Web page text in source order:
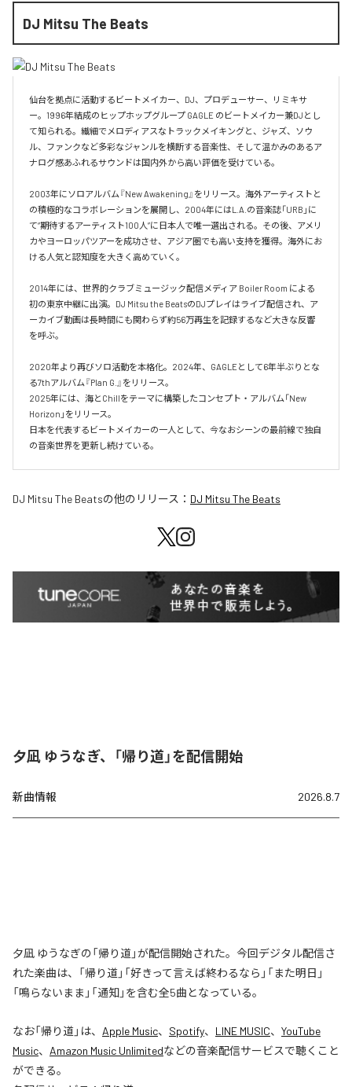
DJ Mitsu The Beats
仙台を拠点に活動するビートメイカー、DJ、プロデューサー、リミキサ
ー。1996年結成のヒップホップグループ GAGLE のビートメイカー兼DJとし
て知られる。繊細でメロディアスなトラックメイキングと、ジャズ、ソウ
ル、ファンクなど多彩なジャンルを横断する音楽性、そして温かみのあるア
ナログ感あふれるサウンドは国内外から高い評価を受けている。
2003年にソロアルバム『New Awakening』をリリース。海外アーティストと
の積極的なコラボレーションを展開し、2004年にはL.A.の音楽誌「URB」に
て“期待するアーティスト100人”に日本人で唯一選出される。その後、アメリ
カやヨーロッパツアーを成功させ、アジア圏でも高い支持を獲得。海外にお
ける人気と認知度を大きく高めていく。
2014年には、世界的クラブミュージック配信メディア Boiler Room による
初の東京中継に出演。DJ Mitsu the BeatsのDJプレイはライブ配信され、ア
ーカイブ動画は長時間にも関わらず約56万再生を記録するなど大きな反響
を呼ぶ。
2020年より再びソロ活動を本格化。2024年、GAGLEとして6年半ぶりとな
る7thアルバム『Plan G.』をリリース。
2025年には、海とChillをテーマに構築したコンセプト・アルバム「New
Horizon」をリリース。
日本を代表するビートメイカーの一人として、今なおシーンの最前線で独自
の音楽世界を更新し続けている。
DJ Mitsu The Beatsの他のリリース： DJ Mitsu The Beats
夕凪 ゆうなぎ、「帰り道」を配信開始
新曲情報 2026.8.7
夕凪 ゆうなぎの「帰り道」が配信開始された。今回デジタル配信さ
れた楽曲は、「帰り道」「好きって言えば終わるなら」「また明日」
「鳴らないまま」「通知」を含む全5曲となっている。
なお「帰り道」は、 Apple Music、 Spotify、 LINE MUSIC、 YouTube
Music、 Amazon Music Unlimitedなどの音楽配信サービスで聴くこと
ができる。